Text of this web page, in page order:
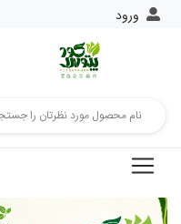
ورود
خانه
بلاگ
تماس